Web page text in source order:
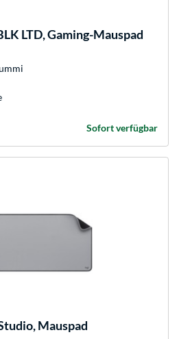
LTD, Gaming-Mauspad
Sofort verfügbar
Mauspad